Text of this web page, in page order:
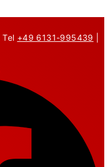
+49 6131-995439